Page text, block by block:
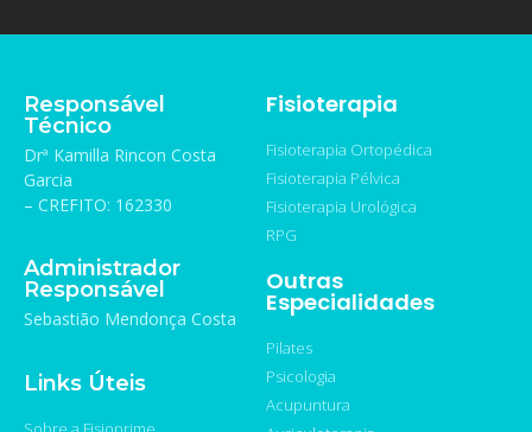
Responsável
Técnico
Drª Kamilla Rincon Costa
Garcia
– CREFITO: 162330
Administrador
Responsável
Sebastião Mendonça Costa
Links Úteis
Fisioterapia
Fisioterapia Ortopédica
Fisioterapia Pélvica
Fisioterapia Urológica
RPG
Outras
Especialidades
Pilates
Psicologia
Acupuntura